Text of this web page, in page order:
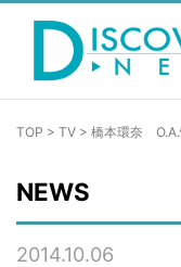
TOP > TV > 橋本環奈 O.A.
NEWS
2014.10.06